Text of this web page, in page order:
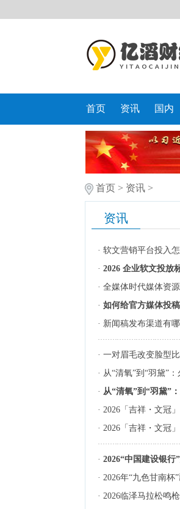
首页 资讯 国内
首页> 资讯>
资讯
· 软文营销平台投入
· 2026 企业软文投放
· 全媒体时代媒体资
· 如何给官方媒体投
· 新闻稿发布渠道有
· 一对眉毛改变脸型
· 从“清氧”到“羽黛”
· 从“清氧”到“羽黛”
· 2026「吉祥・文冠
· 2026「吉祥・文冠
· 2026“中国建设银行
· 2026年“九色甘南
· 2026临泽马拉松鸣